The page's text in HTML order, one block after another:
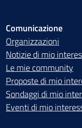
Comunicazione
Organizzazioni
Notizie di mio
Le mie community
Proposte di mio
Sondaggi di mio
Eventi di mio